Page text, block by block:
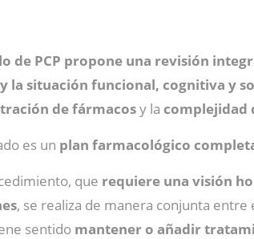
de PCP propone una revisión
la situación funcional, cognitiva y
de fármacosy la complejidad
es un plan farmacológico
que requiere una visión
, se realiza de manera conjunta
sentido mantener o añadir